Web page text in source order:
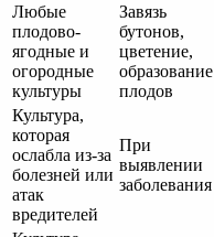
Любые
плодово-
ягодные и
огородные
культуры
Завязь
бутонов,
цветение,
образование
плодов
Культура,
которая
ослабла из-за
болезней или
атак
вредителей
При
выявлении
заболевания